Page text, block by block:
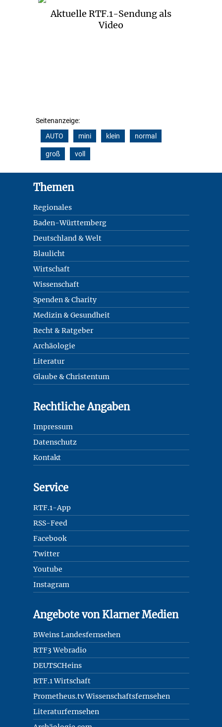
Aktuelle RTF.1-Sendung als
Video
Seitenanzeige:
AUTO
mini klein normal
groß voll
Themen
Regionales
Baden-Württemberg
Deutschland & Welt
Blaulicht
Wirtschaft
Wissenschaft
Spenden & Charity
Medizin & Gesundheit
Recht & Ratgeber
Archäologie
Literatur
Glaube & Christentum
Rechtliche Angaben
Impressum
Datenschutz
Kontakt
Service
RTF.1-App
RSS-Feed
Facebook
Twitter
Youtube
Instagram
Angebote von Klarner Medien
BWeins Landesfernsehen
RTF3 Webradio
DEUTSCHeins
RTF.1 Wirtschaft
Prometheus.tv Wissenschaftsfernsehen
Literaturfernsehen